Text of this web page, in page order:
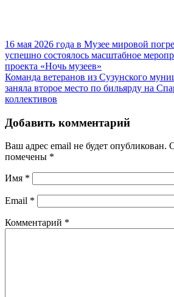
16 мая 2026 года в Музее мировой
успешно состоялось масштабное
проекта «Ночь музеев»
Команда ветеранов из Сузунского
заняла второе место по бильярду на
коллективов
Добавить комментарий
Ваш адрес email не будет опубликован.
помечены *
Имя *
Email *
Комментарий *